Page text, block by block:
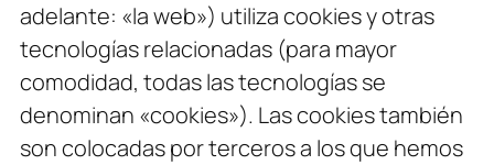
adelante: «la web») utiliza cookies y otras
tecnologías relacionadas (para mayor
comodidad, todas las tecnologías se
denominan «cookies»). Las cookies también
son colocadas por terceros a los que hemos